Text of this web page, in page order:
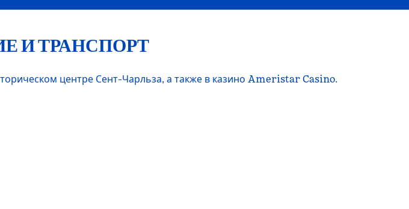
И ТРАНСПОРТ
центре Сент-Чарльза, а также в казино Ameristar Casino.